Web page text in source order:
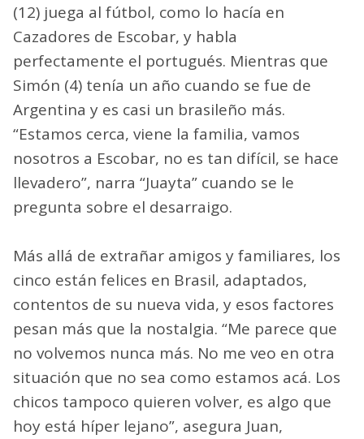
(12) juega al fútbol, como lo hacía en
Cazadores de Escobar, y habla
perfectamente el portugués. Mientras que
Simón (4) tenía un año cuando se fue de
Argentina y es casi un brasileño más.
“Estamos cerca, viene la familia, vamos
nosotros a Escobar, no es tan difícil, se hace
llevadero”, narra “Juayta” cuando se le
pregunta sobre el desarraigo.
Más allá de extrañar amigos y familiares, los
cinco están felices en Brasil, adaptados,
contentos de su nueva vida, y esos factores
pesan más que la nostalgia. “Me parece que
no volvemos nunca más. No me veo en otra
situación que no sea como estamos acá. Los
chicos tampoco quieren volver, es algo que
hoy está híper lejano”, asegura Juan,